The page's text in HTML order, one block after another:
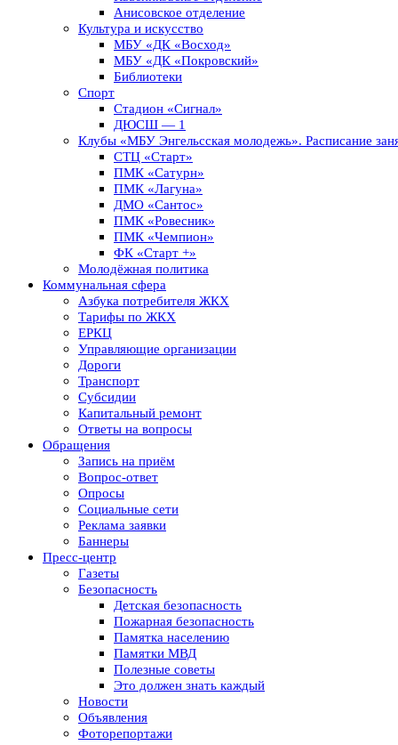
Анисовское отделение
Культура и искусство
МБУ «ДК «Восход»
МБУ «ДК «Покровский»
Библиотеки
Спорт
Стадион «Сигнал»
ДЮСШ — 1
Клубы «МБУ Энгельсская молодежь». Расписание
СТЦ «Старт»
ПМК «Сатурн»
ПМК «Лагуна»
ДМО «Сантос»
ПМК «Ровесник»
ПМК «Чемпион»
ФК «Старт +»
Молодёжная политика
Коммунальная сфера
Азбука потребителя ЖКХ
Тарифы по ЖКХ
ЕРКЦ
Управляющие организации
Дороги
Транспорт
Субсидии
Капитальный ремонт
Ответы на вопросы
Обращения
Запись на приём
Вопрос-ответ
Опросы
Социальные сети
Реклама заявки
Баннеры
Пресс-центр
Газеты
Безопасность
Детская безопасность
Пожарная безопасность
Памятка населению
Памятки МВД
Полезные советы
Это должен знать каждый
Новости
Объявления
Фоторепортажи